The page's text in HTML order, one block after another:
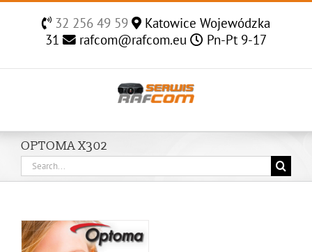
32 256 49 59
Katowice Wojewódzka
31
rafcom@rafcom.eu Pn-Pt 9-17
OPTOMA X302
Search
for: